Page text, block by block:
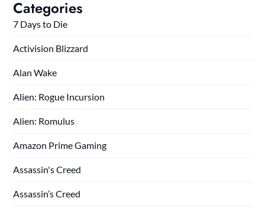
Categories
7 Days to Die
Activision Blizzard
Alan Wake
Alien: Rogue Incursion
Alien: Romulus
Amazon Prime Gaming
Assassin's Creed
Assassin’s Creed